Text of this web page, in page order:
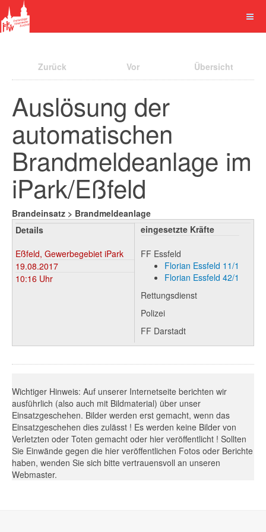
Zurück Vor Übersicht
Auslösung der
automatischen
Brandmeldeanlage im
iPark/Eßfeld
Brandeinsatz > Brandmeldeanlage
Details
Eßfeld, Gewerbegebiet iPark
19.08.2017
10:16 Uhr
eingesetzte Kräfte
FF Essfeld
Florian Essfeld 11/1
Florian Essfeld 42/1
Rettungsdienst
Polizei
FF Darstadt
Wichtiger Hinweis: Auf unserer Internetseite berichten wir
ausführlich (also auch mit Bildmaterial) über unser
Einsatzgeschehen. Bilder werden erst gemacht, wenn das
Einsatzgeschehen dies zulässt ! Es werden keine Bilder von
Verletzten oder Toten gemacht oder hier veröffentlicht ! Sollten
Sie Einwände gegen die hier veröffentlichen Fotos oder Berichte
haben, wenden Sie sich bitte vertrauensvoll an unseren
Webmaster.